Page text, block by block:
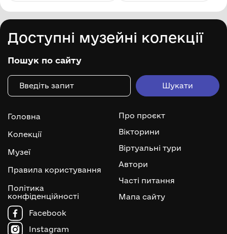
Доступні музейні колекції
Пошук по сайту
Головна
Колекції
Музеї
Правила користування
Політика
конфіденційності
Про проєкт
Вікторини
Віртуальні тури
Автори
Часті питання
Мапа сайту
Facebook
Instagram